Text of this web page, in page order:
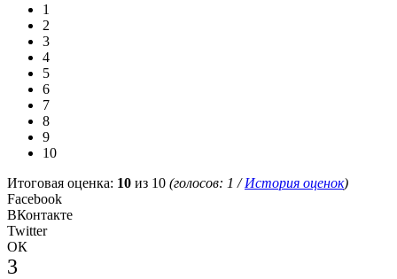
1
2
3
4
5
6
7
8
9
10
Итоговая оценка: 10 из 10 (голосов: 1 /История оценок)
Facebook
ВКонтакте
Twitter
ОК
3